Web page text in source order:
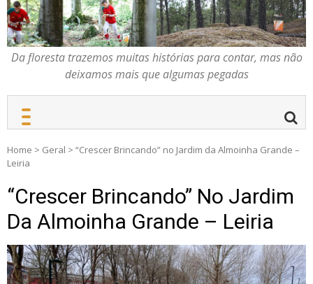
Da floresta trazemos muitas histórias para contar, mas não
deixamos mais que algumas pegadas
Home > Geral > “Crescer Brincando” no Jardim da Almoinha Grande –
Leiria
“Crescer Brincando” No Jardim
Da Almoinha Grande – Leiria